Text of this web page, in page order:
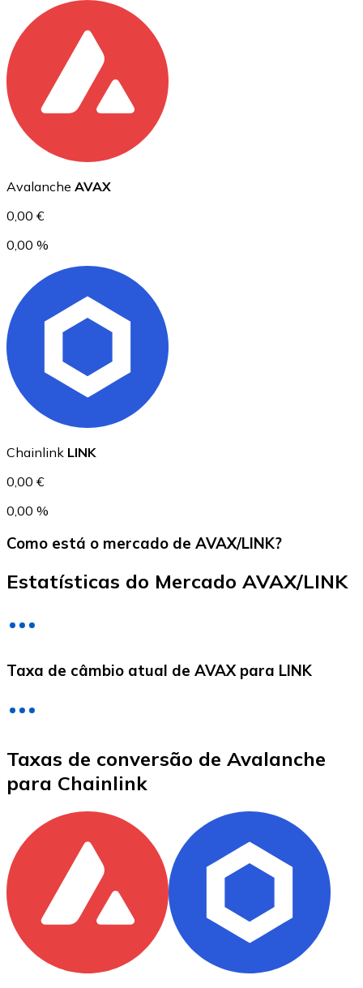
Ethereum
ETH
USD Coin
USDC
XRP
Avalanche AVAX
0,00 €
0,00 %
Chainlink LINK
0,00 €
0,00 %
Como está o mercado de AVAX/LINK?
Estatísticas do Mercado AVAX/LINK
Taxa de câmbio atual de AVAX para LINK
Taxas de conversão de Avalanche
para Chainlink